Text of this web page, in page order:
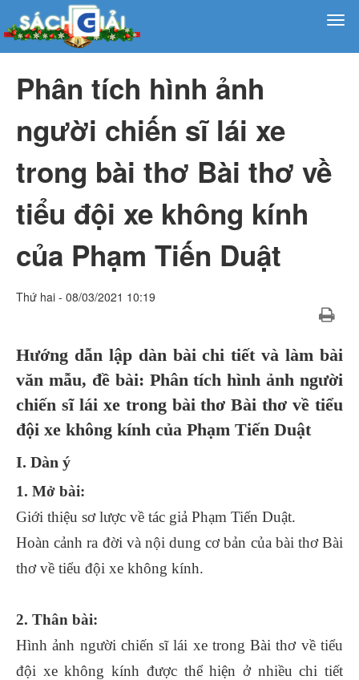
Phân tích hình ảnh
người chiến sĩ lái xe
trong bài thơ Bài thơ về
tiểu đội xe không kính
của Phạm Tiến Duật
Thứ hai - 08/03/2021 10:19
Hướng dẫn lập dàn bài chi tiết và làm bài
văn mẫu, đề bài: Phân tích hình ảnh người
chiến sĩ lái xe trong bài thơ Bài thơ về tiểu
đội xe không kính của Phạm Tiến Duật
I. Dàn ý
1. Mở bài:
Giới thiệu sơ lược về tác giả Phạm Tiến Duật.
Hoàn cảnh ra đời và nội dung cơ bản của bài thơ Bài
thơ về tiểu đội xe không kính.
2. Thân bài:
Hình ảnh người chiến sĩ lái xe trong Bài thơ về tiểu
đội xe không kính được thể hiện ở nhiều chi tiết